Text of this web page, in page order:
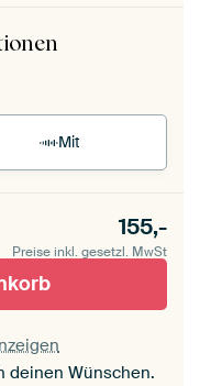
ansehen
Mit
155,-
Preise inkl. gesetzl. MwSt
deinen Wünschen.